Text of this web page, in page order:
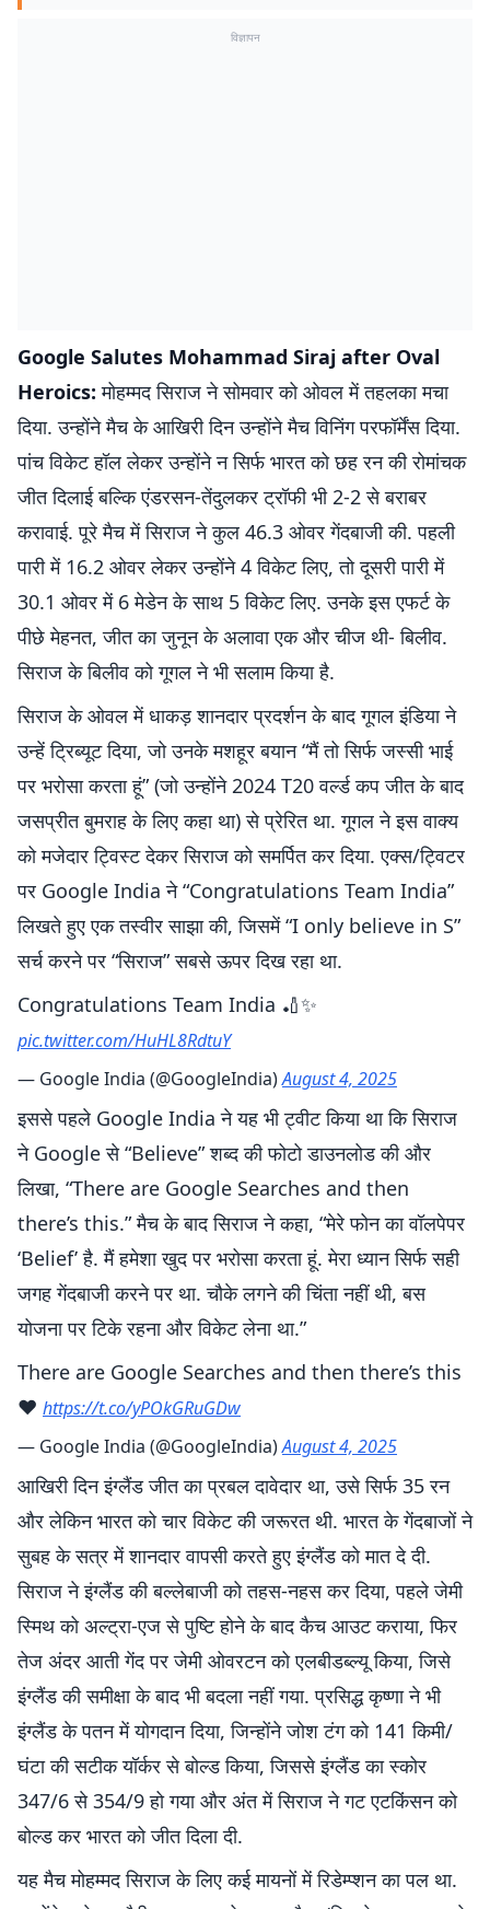
विज्ञापन
Google Salutes Mohammad Siraj after Oval
Heroics:मोहम्मद सिराज ने सोमवार को ओवल में तहलका मचा
दिया. उन्होंने मैच के आखिरी दिन उन्होंने मैच विनिंग परफॉर्मेंस दिया.
पांच विकेट हॉल लेकर उन्होंने न सिर्फ भारत को छह रन की रोमांचक
जीत दिलाई बल्कि एंडरसन-तेंदुलकर ट्रॉफी भी 2-2 से बराबर
करावाई. पूरे मैच में सिराज ने कुल 46.3 ओवर गेंदबाजी की. पहली
पारी में 16.2 ओवर लेकर उन्होंने 4 विकेट लिए, तो दूसरी पारी में
30.1 ओवर में 6 मेडेन के साथ 5 विकेट लिए. उनके इस एफर्ट के
पीछे मेहनत, जीत का जुनून के अलावा एक और चीज थी- बिलीव.
सिराज के बिलीव को गूगल ने भी सलाम किया है.
सिराज के ओवल में धाकड़ शानदार प्रदर्शन के बाद गूगल इंडिया ने
उन्हें ट्रिब्यूट दिया, जो उनके मशहूर बयान “मैं तो सिर्फ जस्सी भाई
पर भरोसा करता हूं” (जो उन्होंने 2024 T20 वर्ल्ड कप जीत के बाद
जसप्रीत बुमराह के लिए कहा था) से प्रेरित था. गूगल ने इस वाक्य
को मजेदार ट्विस्ट देकर सिराज को समर्पित कर दिया. एक्स/ट्विटर
पर Google India ने “Congratulations Team India”
लिखते हुए एक तस्वीर साझा की, जिसमें “I only believe in S”
सर्च करने पर “सिराज” सबसे ऊपर दिख रहा था.
Congratulations Team India 🏏✨
pic.twitter.com/HuHL8RdtuY
— Google India (@GoogleIndia)August 4, 2025
इससे पहले Google India ने यह भी ट्वीट किया था कि सिराज
ने Google से “Believe” शब्द की फोटो डाउनलोड की और
लिखा, “There are Google Searches and then
there’s this.” मैच के बाद सिराज ने कहा, “मेरे फोन का वॉलपेपर
‘Belief’ है. मैं हमेशा खुद पर भरोसा करता हूं. मेरा ध्यान सिर्फ सही
जगह गेंदबाजी करने पर था. चौके लगने की चिंता नहीं थी, बस
योजना पर टिके रहना और विकेट लेना था.”
There are Google Searches and then there’s this
❤️ https://t.co/yPOkGRuGDw
— Google India (@GoogleIndia)August 4, 2025
आखिरी दिन इंग्लैंड जीत का प्रबल दावेदार था, उसे सिर्फ 35 रन
और लेकिन भारत को चार विकेट की जरूरत थी. भारत के गेंदबाजों ने
सुबह के सत्र में शानदार वापसी करते हुए इंग्लैंड को मात दे दी.
सिराज ने इंग्लैंड की बल्लेबाजी को तहस-नहस कर दिया, पहले जेमी
स्मिथ को अल्ट्रा-एज से पुष्टि होने के बाद कैच आउट कराया, फिर
तेज अंदर आती गेंद पर जेमी ओवरटन को एलबीडब्ल्यू किया, जिसे
इंग्लैंड की समीक्षा के बाद भी बदला नहीं गया. प्रसिद्ध कृष्णा ने भी
इंग्लैंड के पतन में योगदान दिया, जिन्होंने जोश टंग को 141 किमी/
घंटा की सटीक यॉर्कर से बोल्ड किया, जिससे इंग्लैंड का स्कोर
347/6 से 354/9 हो गया और अंत में सिराज ने गट एटकिंसन को
बोल्ड कर भारत को जीत दिला दी.
यह मैच मोहम्मद सिराज के लिए कई मायनों में रिडेम्प्शन का पल था.